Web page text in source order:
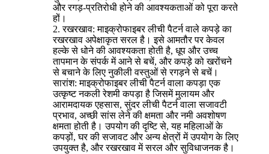
और रगड़-प्रतिरोधी होने की आवश्यकताओं को पूरा करते
हों।
2. रखरखाव: माइक्रोफाइबर लीची पैटर्न वाले कपड़े का
रखरखाव अपेक्षाकृत सरल है। इसे आमतौर पर केवल
हल्के से धोने की आवश्यकता होती है, धूप और उच्च
तापमान के संपर्क में आने से बचें, और कपड़े को खरोंचने
से बचाने के लिए नुकीली वस्तुओं से रगड़ने से बचें।
सारांश: माइक्रोफाइबर लीची पैटर्न वाला कपड़ा एक
उत्कृष्ट नकली रेशमी कपड़ा है जिसमें मुलायम और
आरामदायक एहसास, सुंदर लीची पैटर्न वाला सजावटी
प्रभाव, अच्छी सांस लेने की क्षमता और नमी अवशोषण
क्षमता होती है। उपयोग की दृष्टि से, यह महिलाओं के
कपड़ों, घर की सजावट और अन्य क्षेत्रों में उपयोग के लिए
उपयुक्त है, और रखरखाव में सरल और सुविधाजनक है।